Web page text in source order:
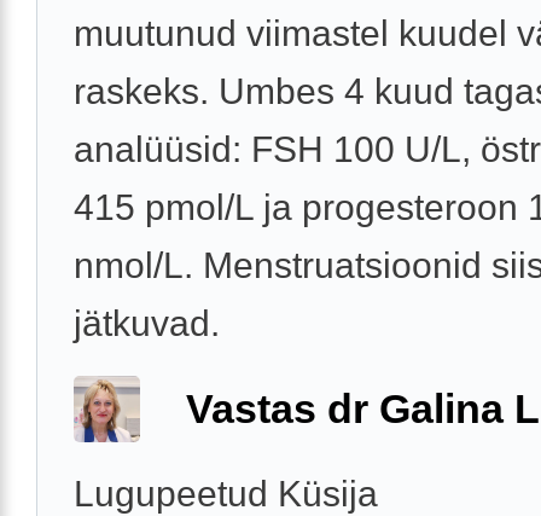
muutunud viimastel kuudel
raskeks. Umbes 4 kuud
analüüsid: FSH 100 U/L,
415 pmol/L ja progesteroon
nmol/L. Menstruatsioonid
jätkuvad.
Vastas dr Galina
Lugupeetud Küsija